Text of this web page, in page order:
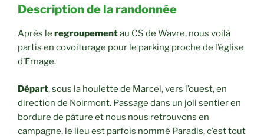
Description de la randonnée
Après le regroupementau CS de Wavre, nous voilà
partis en covoiturage pour le parking proche de l’église
d’Ernage.
Départ, sous la houlette de Marcel, vers l’ouest, en
direction de Noirmont. Passage dans un joli sentier en
bordure de pâture et nous nous retrouvons en
campagne, le lieu est parfois nommé Paradis, c’est tout